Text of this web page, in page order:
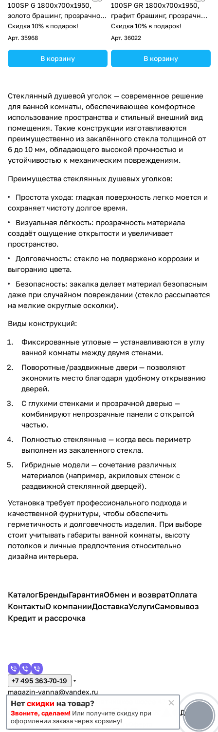
100SP G 1800х700x1950,
золото брашинг, прозрачное
стекло
Скидка 10% в подарок!
Арт. 35968
В корзину
100SP GR 1800х700x1950,
графит брашинг, прозрачное
стекло
Скидка 10% в подарок!
Арт. 36022
В корзину
Стеклянный душевой уголок — современное решение
для ванной комнаты, обеспечивающее комфортное
использование пространства и стильный внешний вид
помещения. Такие конструкции изготавливаются
преимущественно из закалённого стекла толщиной от
6 до 10 мм, обладающего высокой прочностью и
устойчивостью к механическим повреждениям.
Преимущества стеклянных душевых уголков:
Простота ухода: гладкая поверхность легко моется и
сохраняет чистоту долгое время.
Визуальная лёгкость: прозрачность материала
создаёт ощущение открытости и увеличивает
пространство.
Долговечность: стекло не подвержено коррозии и
выгоранию цвета.
Безопасность: закалка делает материал безопасным
даже при случайном повреждении (стекло рассыпается
на мелкие округлые осколки).
Виды конструкций:
Фиксированные угловые — устанавливаются в углу
ванной комнаты между двумя стенами.
Поворотные/раздвижные двери — позволяют
экономить место благодаря удобному открыванию
дверей.
С глухими стенками и прозрачной дверью —
комбинируют непрозрачные панели с открытой
частью.
Полностью стеклянные — когда весь периметр
выполнен из закаленного стекла.
Гибридные модели — сочетание различных
материалов (например, акриловых стенок с
раздвижной стеклянной дверцей).
Установка требует профессионального подхода и
качественной фурнитуры, чтобы обеспечить
герметичность и долговечность изделия. При выборе
стоит учитывать габариты ванной комнаты, высоту
потолков и личные предпочтения относительно
дизайна интерьера.
КаталогБрендыГарантияОбмен и возвратОплата
КонтактыО компанииДоставкаУслугиСамовывоз
Кредит и рассрочка
+7 495 363-70-19
magazin-vanna@yandex.ru
г. Москва, Митино, улица Пятницкое шоссе 47
Темная тема Конфиденциальность
Нет скидки на товар?
Звоните, сделаем! Или получите скидку при
оформлении заказа через корзину!